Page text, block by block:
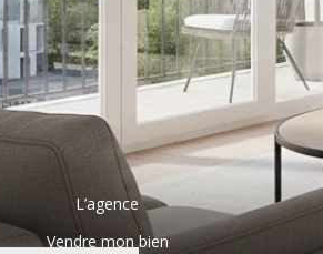
L’agence
Vendre mon bien